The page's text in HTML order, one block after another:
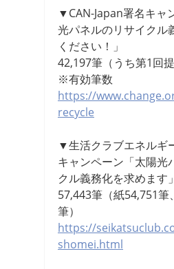
▼CAN-Japan署名キャ
光パネルのリサイクル
ください！」
42,197筆（うち第1回
※有効筆数
https://
recycle
▼生活クラブエネルギ
キャンペーン「太陽光
クル義務化を求めます」
57,443筆（紙54,751筆
筆）
https://
shomei.html